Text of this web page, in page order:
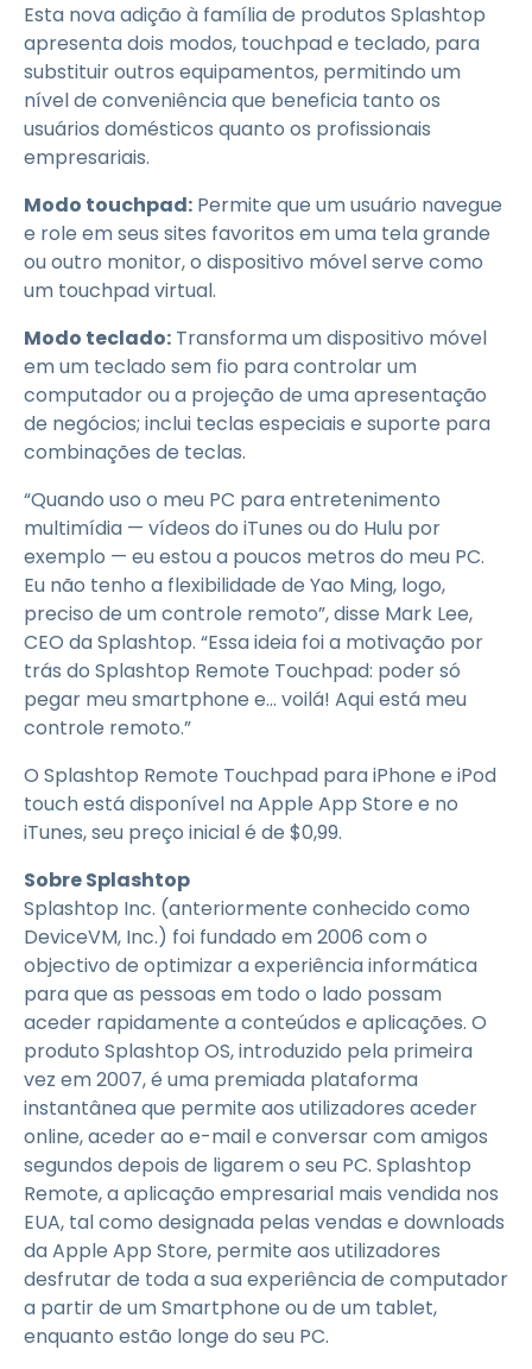
Esta nova adição à família de produtos Splashtop
apresenta dois modos, touchpad e teclado, para
substituir outros equipamentos, permitindo um
nível de conveniência que beneficia tanto os
usuários domésticos quanto os profissionais
empresariais.
Modo touchpad: Permite que um usuário navegue
e role em seus sites favoritos em uma tela grande
ou outro monitor, o dispositivo móvel serve como
um touchpad virtual.
Modo teclado: Transforma um dispositivo móvel
em um teclado sem fio para controlar um
computador ou a projeção de uma apresentação
de negócios; inclui teclas especiais e suporte para
combinações de teclas.
“Quando uso o meu PC para entretenimento
multimídia — vídeos do iTunes ou do Hulu por
exemplo — eu estou a poucos metros do meu PC.
Eu não tenho a flexibilidade de Yao Ming, logo,
preciso de um controle remoto”, disse Mark Lee,
CEO da Splashtop. “Essa ideia foi a motivação por
trás do Splashtop Remote Touchpad: poder só
pegar meu smartphone e... voilá! Aqui está meu
controle remoto.”
O Splashtop Remote Touchpad para iPhone e iPod
touch está disponível na Apple App Store e no
iTunes, seu preço inicial é de $0,99.
Sobre Splashtop
Splashtop Inc. (anteriormente conhecido como
DeviceVM, Inc.) foi fundado em 2006 com o
objectivo de optimizar a experiência informática
para que as pessoas em todo o lado possam
aceder rapidamente a conteúdos e aplicações. O
produto Splashtop OS, introduzido pela primeira
vez em 2007, é uma premiada plataforma
instantânea que permite aos utilizadores aceder
online, aceder ao e-mail e conversar com amigos
segundos depois de ligarem o seu PC. Splashtop
Remote, a aplicação empresarial mais vendida nos
EUA, tal como designada pelas vendas e downloads
da Apple App Store, permite aos utilizadores
desfrutar de toda a sua experiência de computador
a partir de um Smartphone ou de um tablet,
enquanto estão longe do seu PC.